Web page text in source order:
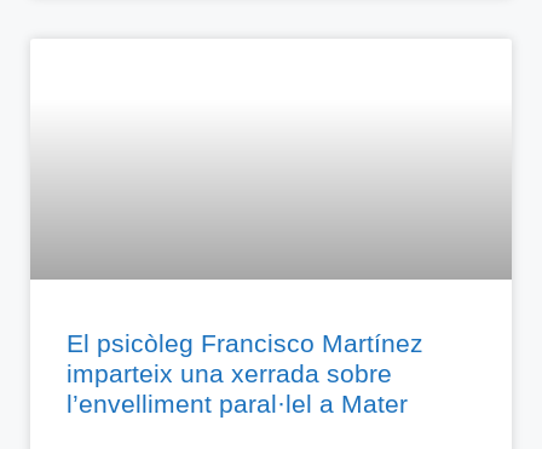
El psicòleg Francisco Martínez
imparteix una xerrada sobre
l’envelliment paral·lel a Mater